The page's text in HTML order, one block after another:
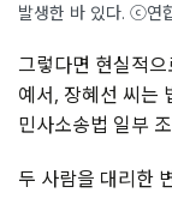
발생한 바 있다. ⓒ연
그렇다면 현실적
예서, 장혜선 씨는
민사소송법 일부
두 사람을 대리한